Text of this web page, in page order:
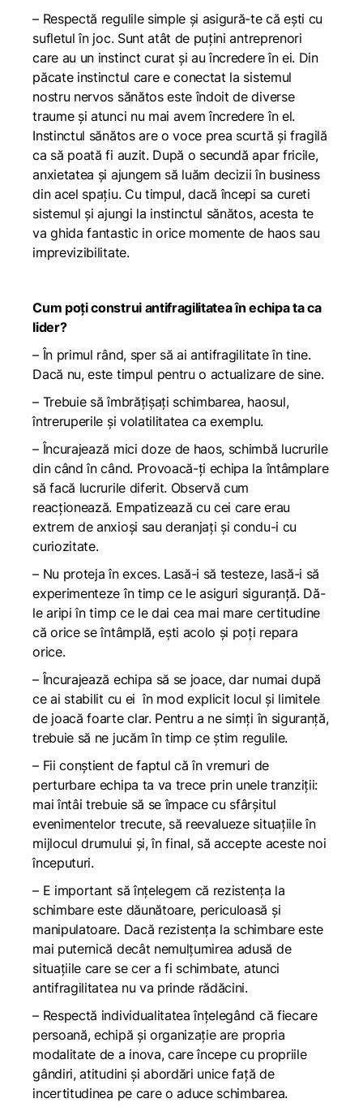
– Respectă regulile simple și asigură-te că ești cu
sufletul în joc. Sunt atât de puțini antreprenori
care au un instinct curat și au încredere în ei. Din
păcate instinctul care e conectat la sistemul
nostru nervos sănătos este îndoit de diverse
traume și atunci nu mai avem încredere în el.
Instinctul sănătos are o voce prea scurtă și fragilă
ca să poată fi auzit. După o secundă apar fricile,
anxietatea și ajungem să luăm decizii în business
din acel spațiu. Cu timpul, dacă începi sa cureti
sistemul și ajungi la instinctul sănătos, acesta te
va ghida fantastic in orice momente de haos sau
imprevizibilitate.
Cum poți construi antifragilitatea în echipa ta ca
lider?
– În primul rând, sper să ai antifragilitate în tine.
Dacă nu, este timpul pentru o actualizare de sine.
– Trebuie să îmbrățișați schimbarea, haosul,
întreruperile și volatilitatea ca exemplu.
– Încurajează mici doze de haos, schimbă lucrurile
din când în când. Provoacă-ți echipa la întâmplare
să facă lucrurile diferit. Observă cum
reacționează. Empatizează cu cei care erau
extrem de anxioși sau deranjați și condu-i cu
curiozitate.
– Nu proteja în exces. Lasă-i să testeze, lasă-i să
experimenteze în timp ce le asiguri siguranță. Dă-
le aripi în timp ce le dai cea mai mare certitudine
că orice se întâmplă, ești acolo și poți repara
orice.
– Încurajează echipa să se joace, dar numai după
ce ai stabilit cu ei în mod explicit locul și limitele
de joacă foarte clar. Pentru a ne simți în siguranță,
trebuie să ne jucăm în timp ce știm regulile.
– Fii conștient de faptul că în vremuri de
perturbare echipa ta va trece prin unele tranziții:
mai întâi trebuie să se împace cu sfârșitul
evenimentelor trecute, să reevalueze situațiile în
mijlocul drumului și, în final, să accepte aceste noi
începuturi.
– E important să înțelegem că rezistența la
schimbare este dăunătoare, periculoasă și
manipulatoare. Dacă rezistența la schimbare este
mai puternică decât nemulțumirea adusă de
situațiile care se cer a fi schimbate, atunci
antifragilitatea nu va prinde rădăcini.
– Respectă individualitatea înțelegând că fiecare
persoană, echipă și organizație are propria
modalitate de a inova, care începe cu propriile
gândiri, atitudini și abordări unice față de
incertitudinea pe care o aduce schimbarea.